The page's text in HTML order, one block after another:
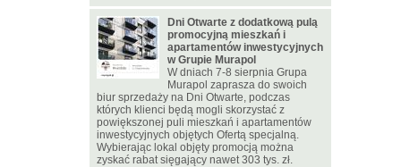
Dni Otwarte z dodatkową pulą
promocyjną mieszkań i
apartamentów inwestycyjnych
w Grupie Murapol
W dniach 7-8 sierpnia Grupa
Murapol zaprasza do swoich
biur sprzedaży na Dni Otwarte, podczas
których klienci będą mogli skorzystać z
powiększonej puli mieszkań i apartamentów
inwestycyjnych objętych Ofertą specjalną.
Wybierając lokal objęty promocją można
zyskać rabat sięgający nawet 303 tys. zł.